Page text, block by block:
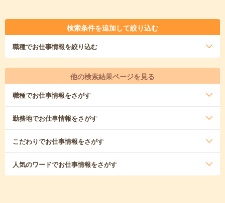
検索条件を追加して絞り込む
職種でお仕事情報を絞り込む
他の検索結果ページを見る
職種でお仕事情報をさがす
勤務地でお仕事情報をさがす
こだわりでお仕事情報をさがす
人気のワードでお仕事情報をさがす